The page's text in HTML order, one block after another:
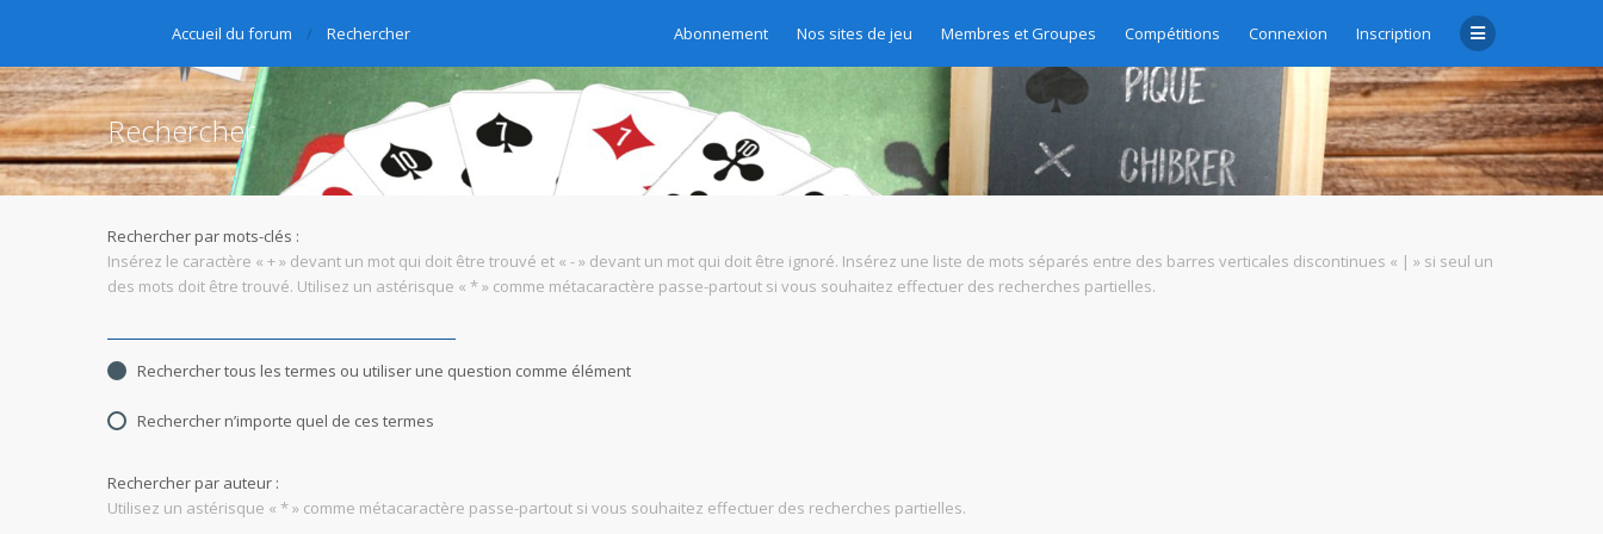
Abonnement Nos sites de jeu Membres et Groupes Compétitions Connexion Inscription
Accueil du forum Rechercher
Rechercher
Rechercher par mots-clés :
Insérez le caractère « + » devant un mot qui doit être trouvé et « - » devant un mot qui doit être ignoré. Insérez une liste de mots séparés entre des barres verticales discontinues « | » si seul un
des mots doit être trouvé. Utilisez un astérisque « * » comme métacaractère passe-partout si vous souhaitez effectuer des recherches partielles.
Rechercher tous les termes ou utiliser une question comme élément
Rechercher n’importe quel de ces termes
Rechercher par auteur :
Utilisez un astérisque « * » comme métacaractère passe-partout si vous souhaitez effectuer des recherches partielles.